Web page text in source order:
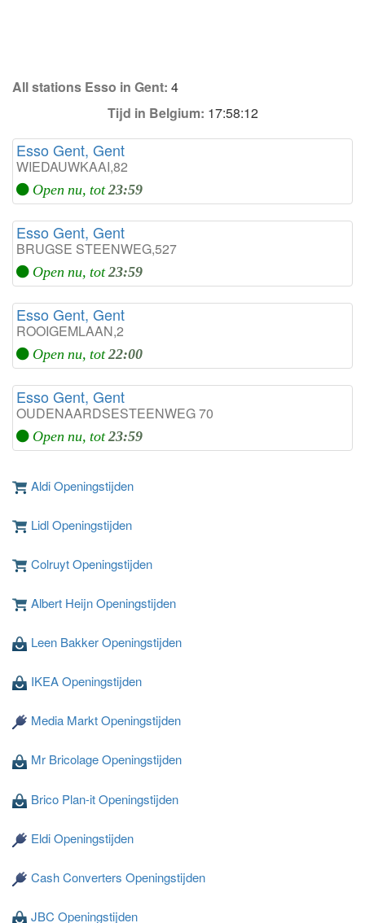
All stations Esso in Gent: 4
Tijd in Belgium: 17:58:12
Esso Gent, Gent
WIEDAUWKAAI,82
Open nu, tot23:59
Esso Gent, Gent
BRUGSE STEENWEG,527
Open nu, tot23:59
Esso Gent, Gent
ROOIGEMLAAN,2
Open nu, tot22:00
Esso Gent, Gent
OUDENAARDSESTEENWEG 70
Open nu, tot23:59
Aldi Openingstijden
Lidl Openingstijden
Colruyt Openingstijden
Albert Heijn Openingstijden
Leen Bakker Openingstijden
IKEA Openingstijden
Media Markt Openingstijden
Mr Bricolage Openingstijden
Brico Plan-it Openingstijden
Eldi Openingstijden
Cash Converters Openingstijden
JBC Openingstijden